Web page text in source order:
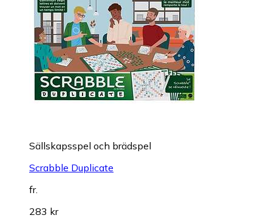
Sällskapsspel och brädspel
Scrabble Duplicate
fr.
283 kr